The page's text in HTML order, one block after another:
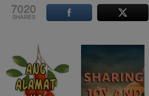
7020
SHARES